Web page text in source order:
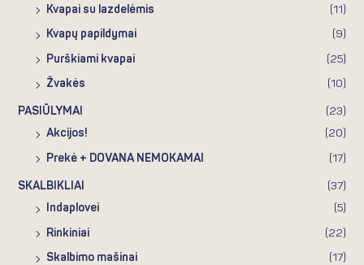
Kvapai su lazdelėmis (11)
Kvapų papildymai (9)
Purškiami kvapai (25)
Žvakės (10)
PASIŪLYMAI (23)
Akcijos! (20)
Prekė + DOVANA NEMOKAMAI (17)
SKALBIKLIAI (37)
Indaplovei (5)
Rinkiniai (22)
Skalbimo mašinai (17)